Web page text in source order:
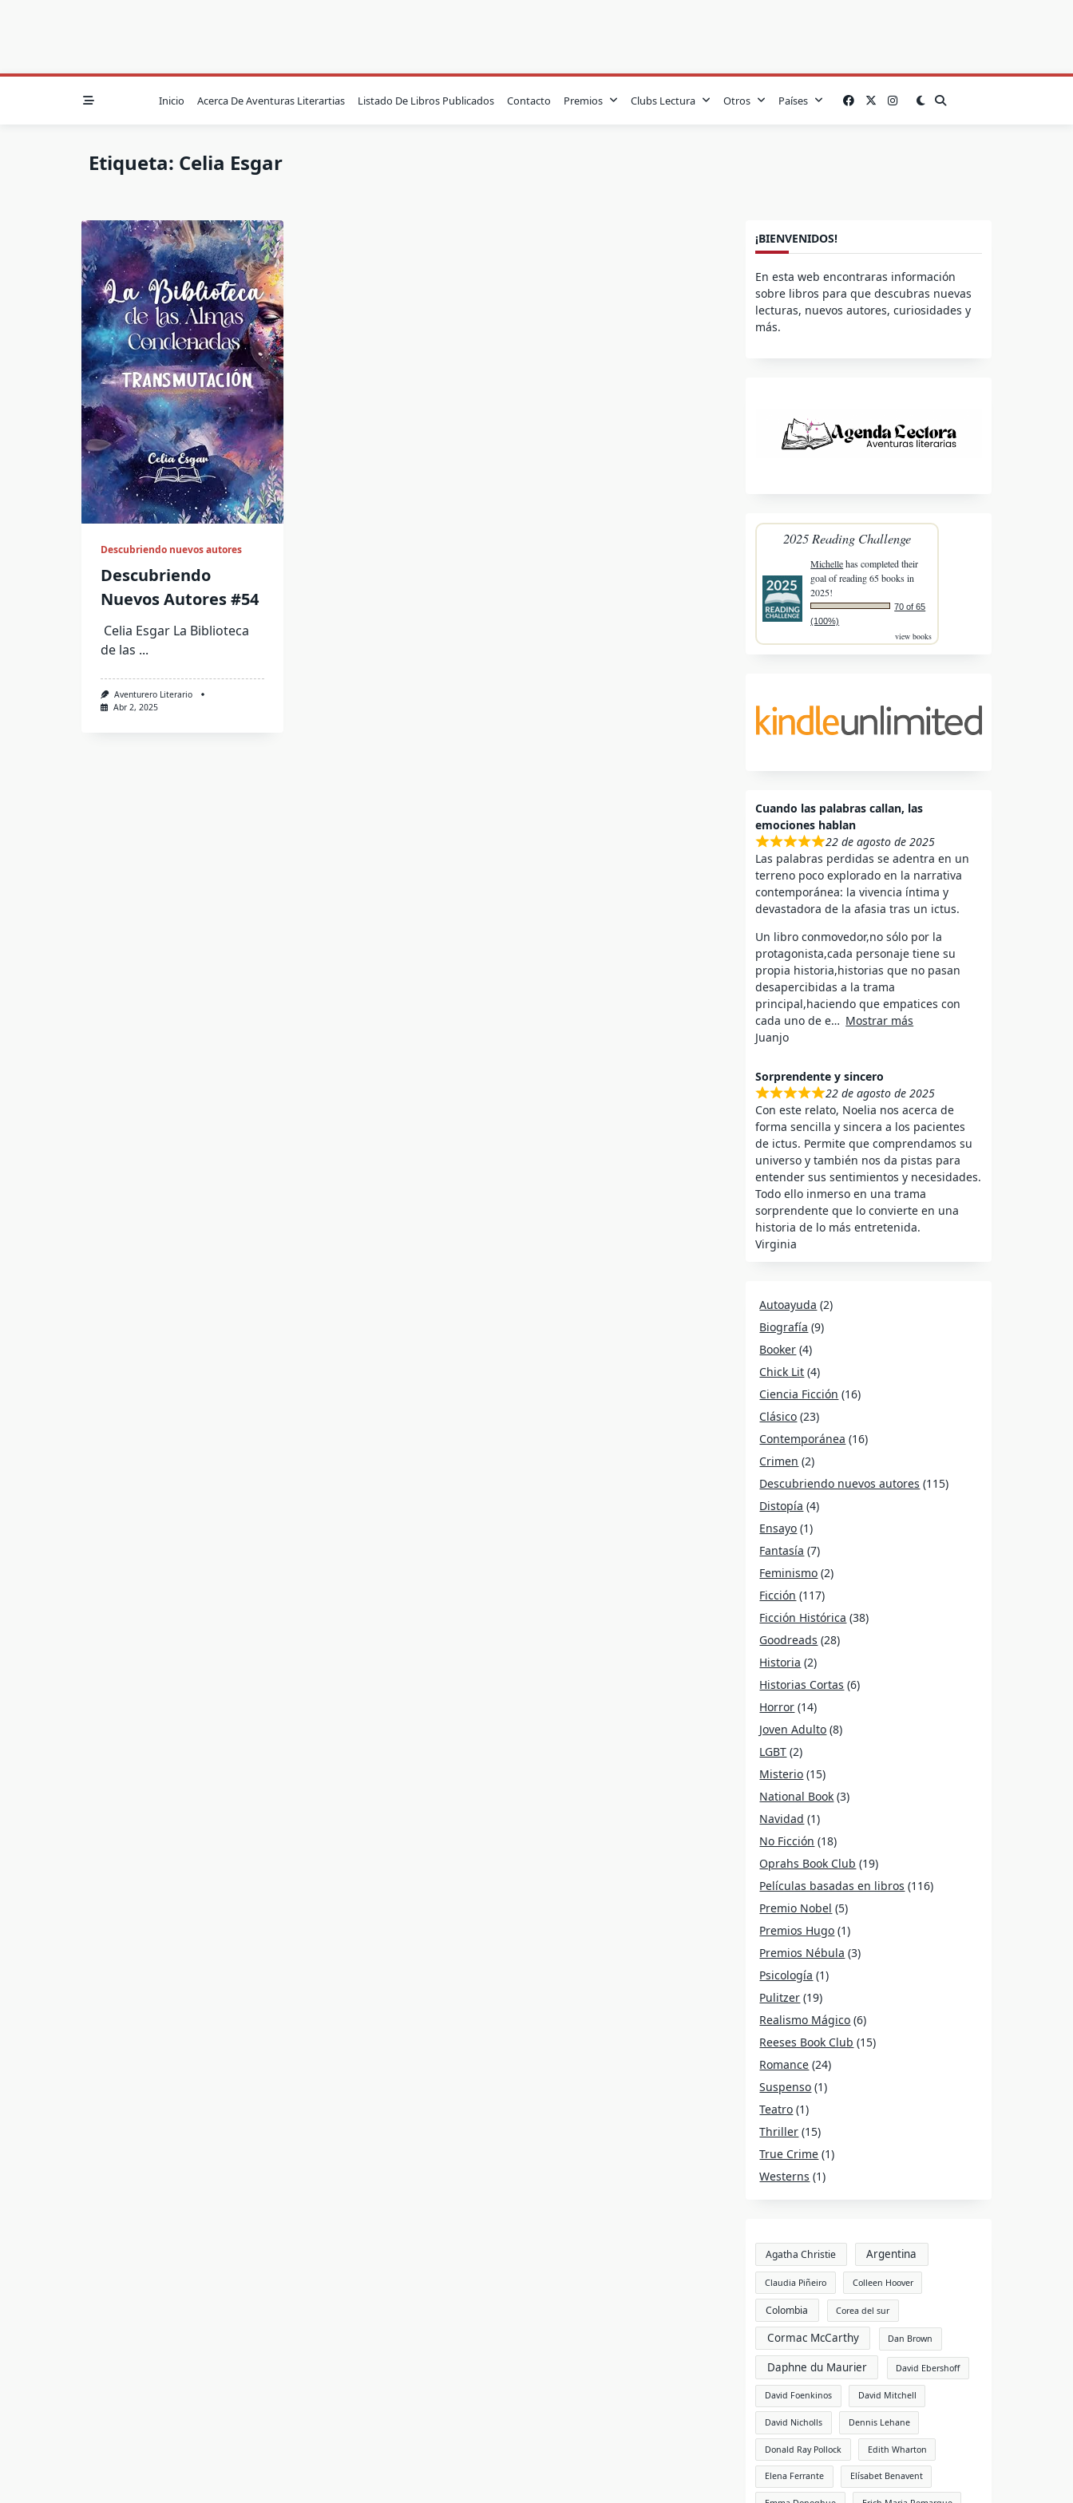
Inicio Acerca De Aventuras Literartias Listado De Libros Publicados Contacto Premios Clubs Lectura Otros Países
Etiqueta: Celia Esgar
Descubriendo nuevos autores
Descubriendo
Nuevos Autores #54
Celia Esgar La Biblioteca
de las ...
Aventurero Literario
Abr 2, 2025
¡BIENVENIDOS!
En esta web encontraras información
sobre libros para que descubras nuevas
lecturas, nuevos autores, curiosidades y
más.
2025 Reading Challenge
Michellehas completed their
goal of reading 65 books in
2025!
70 of 65
(100%)
view books
Cuando las palabras callan, las
emociones hablan
22 de agosto de 2025
Las palabras perdidas se adentra en un
terreno poco explorado en la narrativa
contemporánea: la vivencia íntima y
devastadora de la afasia tras un ictus.
Un libro conmovedor,no sólo por la
protagonista,cada personaje tiene su
propia historia,historias que no pasan
desapercibidas a la trama
principal,haciendo que empatices con
cada uno de e
Mostrar más
Juanjo
Sorprendente y sincero
22 de agosto de 2025
Con este relato, Noelia nos acerca de
forma sencilla y sincera a los pacientes
de ictus. Permite que comprendamos su
universo y también nos da pistas para
entender sus sentimientos y necesidades.
Todo ello inmerso en una trama
sorprendente que lo convierte en una
historia de lo más entretenida.
Virginia
Autoayuda (2)
Biografía (9)
Booker (4)
Chick Lit (4)
Ciencia Ficción (16)
Clásico (23)
Contemporánea (16)
Crimen (2)
Descubriendo nuevos autores (115)
Distopía (4)
Ensayo (1)
Fantasía (7)
Feminismo (2)
Ficción (117)
Ficción Histórica (38)
Goodreads (28)
Historia (2)
Historias Cortas (6)
Horror (14)
Joven Adulto (8)
LGBT (2)
Misterio (15)
National Book (3)
Navidad (1)
No Ficción (18)
Oprahs Book Club (19)
Películas basadas en libros (116)
Premio Nobel (5)
Premios Hugo (1)
Premios Nébula (3)
Psicología (1)
Pulitzer (19)
Realismo Mágico (6)
Reeses Book Club (15)
Romance (24)
Suspenso (1)
Teatro (1)
Thriller (15)
True Crime (1)
Westerns (1)
Agatha Christie Argentina
Claudia Piñeiro Colleen Hoover
Colombia Corea del sur
Cormac McCarthy Dan Brown
Daphne du Maurier David Ebershoff
David Foenkinos David Mitchell
David Nicholls Dennis Lehane
Donald Ray Pollock Edith Wharton
Elena Ferrante Elísabet Benavent